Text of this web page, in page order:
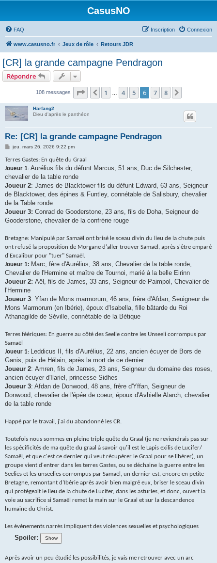
CasusNO
FAQ Connexion
Inscription
www.casusno.fr Jeux de rôle Retours JDR
[CR] la grande campagne Pendragon
Répondre
108 messages Page sur
Précédent
1 4 5 6 7 8
Harfang2
Dieu d'après le panthéon
Re: [CR] la grande campagne Pendragon
M
s
a
g
jeu. mars 26, 2026 9:22 pm
Terres Gastes: En quête du Graal
Joueur 1: Aurélius fils du défunt Marcus, 51 ans, Duc de Silchester,
chevalier de la table ronde
Joueur 2: James de Blacktower fils du défunt Edward, 63 ans, Seigneur
de Blacktower, des épines & Funtley, connétable de Salisbury, chevalier
de la Table ronde
Joueur 3: Conrad de Gooderstone, 23 ans, fils de Doha, Seigneur de
Gooderstone, chevalier de la confrérie rouge
Bretagne: Manipulé par Samaël ont brisé le sceau divin du lieu de la chute puis
ont refusé la proposition de Morgane d'aller trouver Samaël, après s'être emparé
d'Excalibur pour "tuer" Samaël.
Joueur 1: Marc, fère d'Aurélius, 38 ans, Chevalier de la table ronde,
Chevalier de l'Hermine et maître de Tournoi, marié à la belle Eirinn
Joueur 2: Aël, fils de James, 33 ans, Seigneur de Paimpol, Chevalier de
l'Hermine
Joueur 3: Yfan de Mons marmorum, 46 ans, frère d'Afdan, Seuigneur de
Mons Marmorum (en Ibérie), époux d'Isabella, fille bâtarde du Roi
Athanagilde de Séville, connétable de la Bétique
Terres féériques: En guerre au côté des Seelie contre les Unseeli corrompus par
Samaël
Joueur 1: Leddicus II, fils d'Aurélius, 22 ans, ancien écuyer de Bors de
Ganis, puis de Hélain, après la mort de ce dernier
Joueur 2: Amren, fils de James, 23 ans, Seigneur du domaine des roses,
ancien écuyer d'Ilariel, princesse Sidhes
Joueur 3: Afdan de Donwood, 48 ans, frère d'Yffan, Seigneur de
Donwood, chevalier de l'épée de coeur, époux d'Avhielle Alarch, chevalier
de la table ronde
Happé par le travail, j'ai du abandonné les CR.
Toutefois nous sommes en pleine triple quête du Graal (je ne reviendrais pas sur
les spécificités de ma quête du graal à savoir qu'il est le Lapis exilis de Lucifer/
Samaël, et que c'est ce dernier qui veut récupérer le Graal pour se libérer), un
groupe vient d'entrer dans les terres Gastes, ou se déchaine la guerre entre les
Seelies et les unseelies corrompus par Samaël, un dernier est, encore en petite
Bretagne, remontant d'Ibérie après avoir bien malgré eux, briser le sceau divin
qui protégeait le lieu de la chute de Lucifer, dans les asturies, et donc, ouvert la
voie au sacrifice si Samaël remet la main sur le Graal et sur la descandence
humaine du Christ.
Les événements narrés impliquent des violences sexuelles et psychologiques
Spoiler:
Après avoir un peu étudié les possibilités, je vais me retrouver avec un arc